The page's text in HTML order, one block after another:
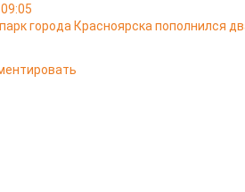
города Красноярска пополнился